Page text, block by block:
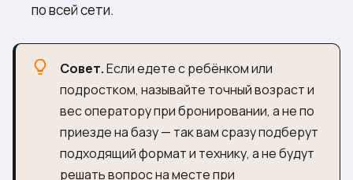
по всей сети.
Совет.Если едете с ребёнком или
подростком, называйте точный возраст и
вес оператору при бронировании, а не по
приезде на базу — так вам сразу подберут
подходящий формат и технику, а не будут
решать вопрос на месте при